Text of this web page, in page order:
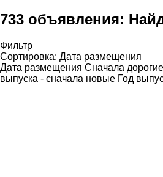
733 объявления:
Фильтр
Сортировка: Дата размещения
Дата размещения Сначала дорогие
выпуска - сначала новые Год